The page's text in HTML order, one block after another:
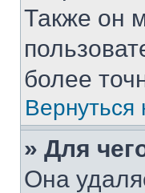
Также он
более
Вернуться
» Для
Она